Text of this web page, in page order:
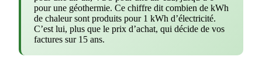
pour une géothermie. Ce chiffre dit combien de kWh
de chaleur sont produits pour 1 kWh d’électricité.
C’est lui, plus que le prix d’achat, qui décide de vos
factures sur 15 ans.